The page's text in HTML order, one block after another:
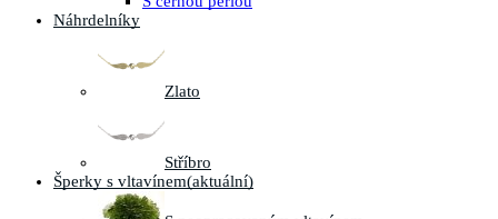
Náhrdelníky
Zlato
Stříbro
Šperky s vltavínem(aktuální)